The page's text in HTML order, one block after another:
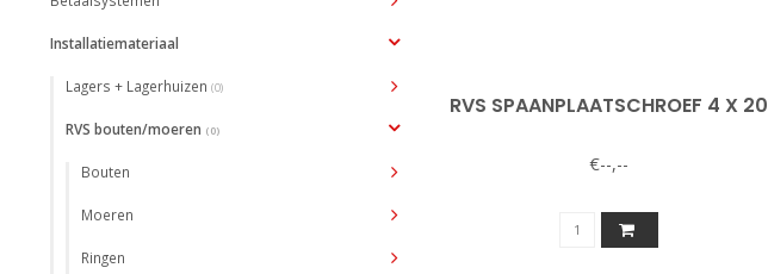
Installatiemateriaal
Lagers + Lagerhuizen (0)
RVS bouten/moeren (0)
Bouten
Moeren
Ringen
RVS SPAANPLAATSCHROEF 4 X 20
€--,--